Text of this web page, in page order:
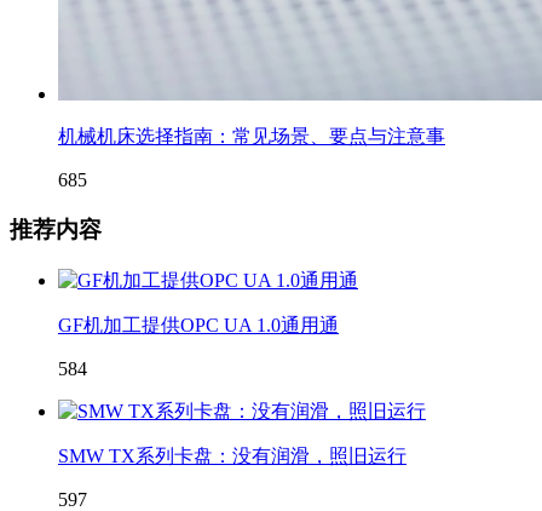
机械机床选择指南：常见场景、要点与注意事
685
推荐内容
GF机加工提供OPC UA 1.0通用通
584
SMW TX系列卡盘：没有润滑，照旧运行
597